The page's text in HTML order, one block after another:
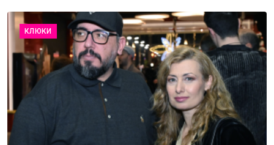
КЛЮКИ